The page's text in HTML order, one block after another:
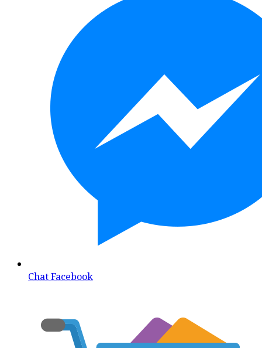
Chat Facebook